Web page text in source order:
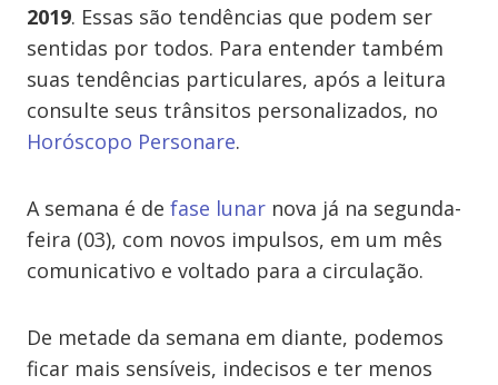
2019. Essas são tendências que podem ser
sentidas por todos. Para entender também
suas tendências particulares, após a leitura
consulte seus trânsitos personalizados, no
Horóscopo Personare.
A semana é de fase lunar nova já na segunda-
feira (03), com novos impulsos, em um mês
comunicativo e voltado para a circulação.
De metade da semana em diante, podemos
ficar mais sensíveis, indecisos e ter menos